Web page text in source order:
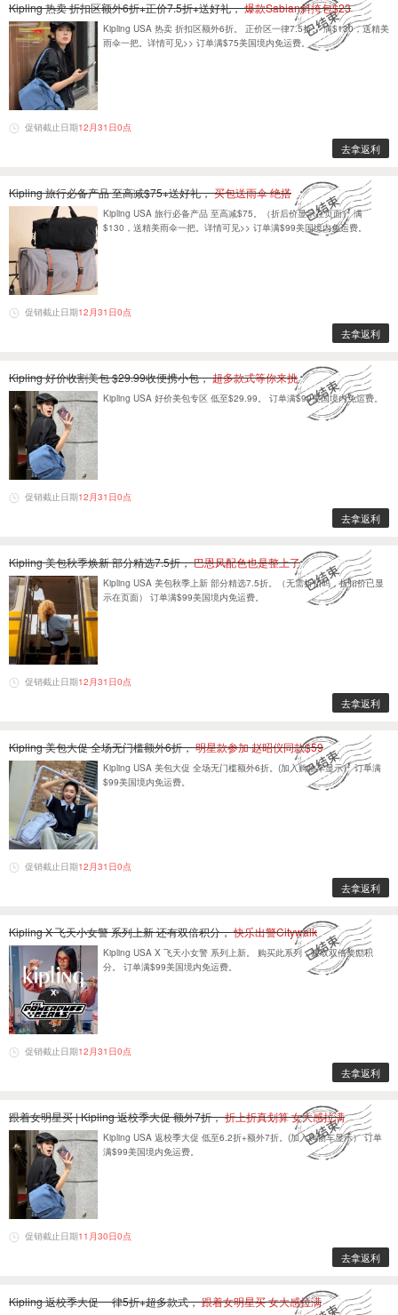
Kipling 热卖 折扣区额外6折+正价7.5折+送好礼，爆款Sabian斜挎包$23
Kipling USA 热卖 折扣区额外6折。 正价区一律7.5折。 满$130，送精美
雨伞一把。详情可见>> 订单满$75美国境内免运费。
促销截止日期12月31日0点
去拿返利
Kipling 旅行必备产品 至高减$75+送好礼，买包送雨伞 绝搭
Kipling USA 旅行必备产品 至高减$75。（折后价显示在页面） 满
$130，送精美雨伞一把。详情可见>> 订单满$99美国境内免运费。
促销截止日期12月31日0点
去拿返利
Kipling 好价收割美包 $29.99收便携小包，超多款式等你来挑
Kipling USA 好价美包专区 低至$29.99。 订单满$99美国境内免运费。
促销截止日期12月31日0点
去拿返利
Kipling 美包秋季焕新 部分精选7.5折，巴恩风配色也是整上了
Kipling USA 美包秋季上新 部分精选7.5折。（无需折扣码，折扣价已显
示在页面） 订单满$99美国境内免运费。
促销截止日期12月31日0点
去拿返利
Kipling 美包大促 全场无门槛额外6折，明星款参加 赵昭仪同款$59
Kipling USA 美包大促 全场无门槛额外6折。(加入购物车显示） 订单满
$99美国境内免运费。
促销截止日期12月31日0点
去拿返利
Kipling X 飞天小女警 系列上新 还有双倍积分，快乐出警Citywalk
Kipling USA X 飞天小女警 系列上新。 购买此系列，赚取双倍奖励积
分。 订单满$99美国境内免运费。
促销截止日期12月31日0点
去拿返利
跟着女明星买 | Kipling 返校季大促 额外7折，折上折真划算 女大感拉满
Kipling USA 返校季大促 低至6.2折+额外7折。(加入购物车显示） 订单
满$99美国境内免运费。
促销截止日期11月30日0点
去拿返利
Kipling 返校季大促 一律5折+超多款式，跟着女明星买 女大感拉满